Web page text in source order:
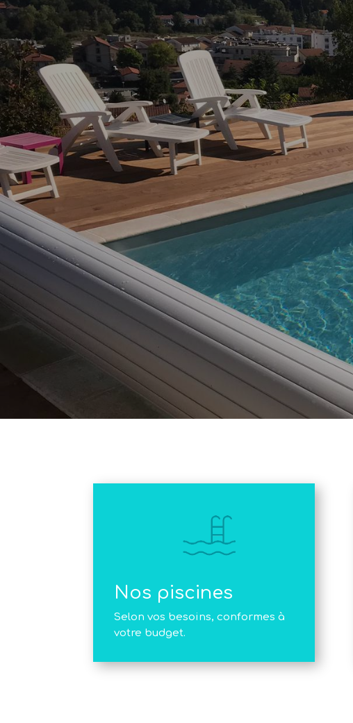
Nos piscines
Selon vos besoins, conformes à
votre budget.